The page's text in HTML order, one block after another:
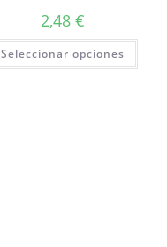
2,48€
Seleccionar opciones